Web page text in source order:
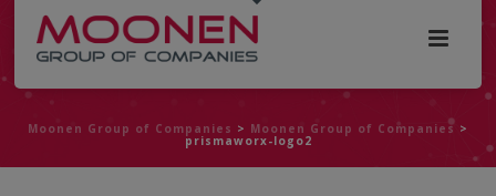
Moonen Group of Companies > Moonen Group of Companies >
prismaworx-logo2